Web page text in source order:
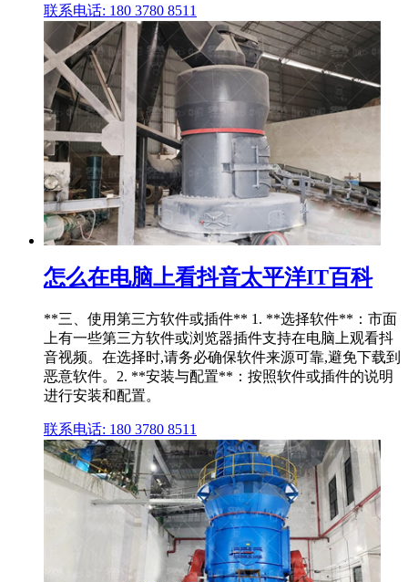
联系电话: 180 3780 8511
怎么在电脑上看抖音太平洋IT百科
**三、使用第三方软件或插件** 1. **选择软件**：市面
上有一些第三方软件或浏览器插件支持在电脑上观看抖
音视频。在选择时,请务必确保软件来源可靠,避免下载到
恶意软件。2. **安装与配置**：按照软件或插件的说明
进行安装和配置。
联系电话: 180 3780 8511